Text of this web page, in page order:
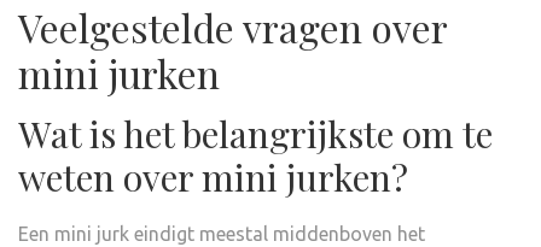
Veelgestelde vragen over
mini jurken
Wat is het belangrijkste om te
weten over mini jurken?
Een mini jurk eindigt meestal middenboven het